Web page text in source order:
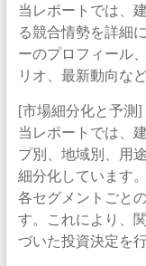
当レポートでは、
る競合情勢を詳細
ーのプロフィール
リオ、最新動向な
[市場細分化と予測]
当レポートでは、
プ別、地域別、用
細分化しています
各セグメントごと
す。これにより、
づいた投資決定を